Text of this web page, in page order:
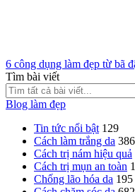
6 công dụng làm đẹp từ bã
Tìm bài viết
Blog làm đẹp
Tin tức nổi bật 129
Cách làm trắng da 386
Cách trị nám hiệu quả
Cách trị mụn an toàn
Chống lão hóa da 195